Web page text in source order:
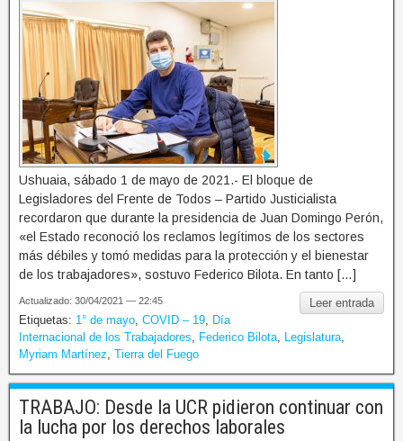
Ushuaia, sábado 1 de mayo de 2021.- El bloque de
Legisladores del Frente de Todos – Partido Justicialista
recordaron que durante la presidencia de Juan Domingo Perón,
«el Estado reconoció los reclamos legítimos de los sectores
más débiles y tomó medidas para la protección y el bienestar
de los trabajadores», sostuvo Federico Bilota. En tanto […]
Leer entrada
Actualizado: 30/04/2021 — 22:45
Etiquetas: 1° de mayo COVID – 19
Día
Internacional de los Trabajadores
Federico Bilota Legislatura
Myriam Martínez Tierra del Fuego
TRABAJO: Desde la UCR pidieron continuar con
la lucha por los derechos laborales